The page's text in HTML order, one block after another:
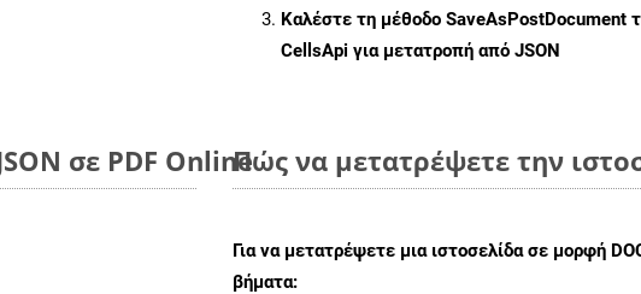
Καλέστε τη μέθοδο SaveAsPostDocument
CellsApi για μετατροπή από JSON
σε PDF OnlineΠώς να μετατρέψετε την
Για να μετατρέψετε μια ιστοσελίδα σε μορφή
βήματα: